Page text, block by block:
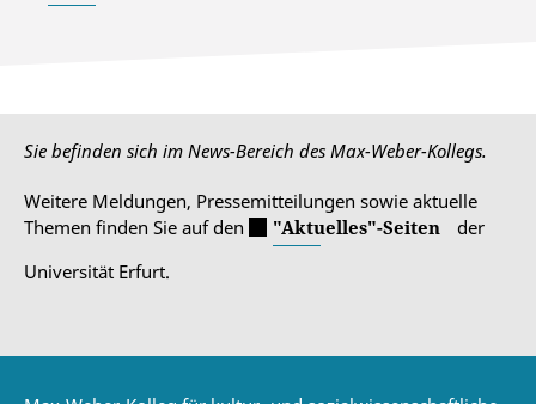
Sie befinden sich im News-Bereich des Max-Weber-Kollegs.
Weitere Meldungen, Pressemitteilungen sowie aktuelle
Themen finden Sie auf den
"Aktuelles"-Seiten
der
Universität Erfurt.